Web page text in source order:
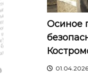
Осиное
01.04.2026